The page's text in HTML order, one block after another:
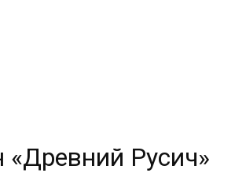
«Древний Русич»